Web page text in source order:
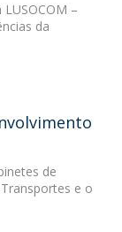
–
da
de
e o